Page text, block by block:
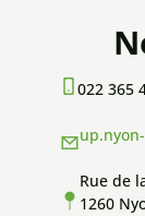
022 365
Rue de
1260